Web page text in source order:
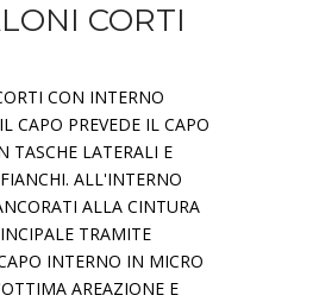
CORTI
CON INTERNO
CAPO PREVEDE IL CAPO
TASCHE LATERALI E
ALL'INTERNO
ALLA CINTURA
TRAMITE
INTERNO IN MICRO
AREAZIONE E